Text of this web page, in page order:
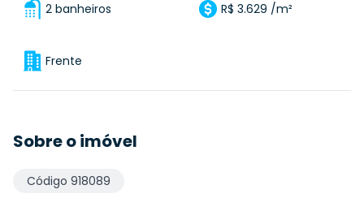
2 banheiros R$ 3.629 /m²
Frente
Sobre o imóvel
Código 918089